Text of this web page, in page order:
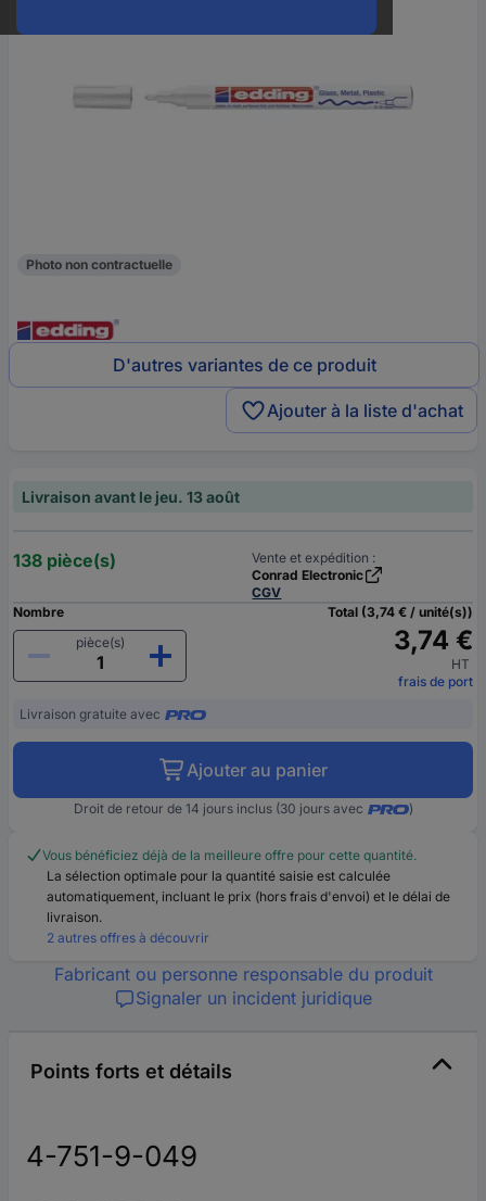
Photo non contractuelle
D'autres variantes de ce produit
Ajouter à la liste d'achat
Livraison avant le jeu. 13 août
138 pièce(s)
Vente et expédition :
Conrad Electronic
CGV
Nombre
pièce(s)
Total (3,74 € / unité(s))
3,74 €
HT
frais de port
Livraison gratuite avec
Ajouter au panier
Droit de retour de 14 jours inclus (30 jours avec )
Vous bénéficiez déjà de la meilleure offre pour cette quantité.
La sélection optimale pour la quantité saisie est calculée
automatiquement, incluant le prix (hors frais d'envoi) et le délai de
livraison.
2 autres offres à découvrir
Fabricant ou personne responsable du produit
Signaler un incident juridique
Points forts et détails
4-751-9-049